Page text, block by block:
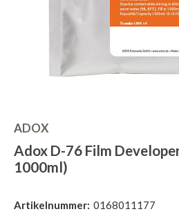
ADOX
Adox D-76 Film
1000ml)
Artikelnummer: 0168011177